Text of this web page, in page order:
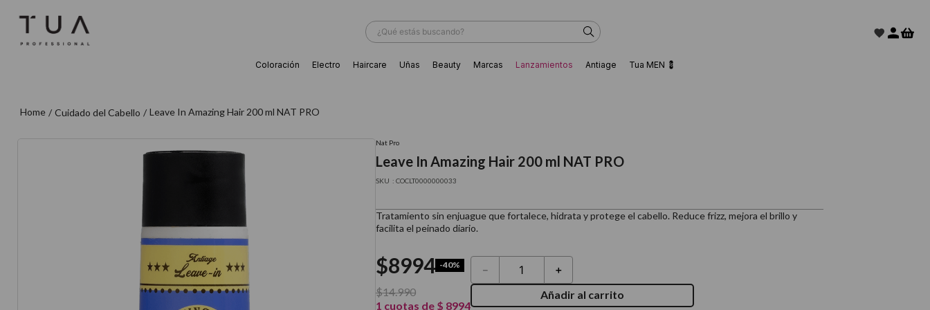
¿Qué estás buscando?
Coloración Electro Haircare Uñas Beauty Marcas Lanzamientos Antiage Tua MEN 💈
Cuidado del Cabello Leave In Amazing Hair 200 ml NAT PRO
Nat Pro
Leave In Amazing Hair 200 ml NAT PRO
: COCLT0000000033
Tratamiento sin enjuague que fortalece, hidrata y protege el cabello. Reduce frizz, mejora el brillo y
facilita el peinado diario.
$8994 -40%
$14.990
1 cuotas de $ 8994
＋
－
Añadir al carrito
3
6.
7
8